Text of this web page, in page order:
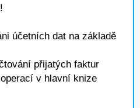
účetních dat na základě
přijatých faktur
v hlavní knize